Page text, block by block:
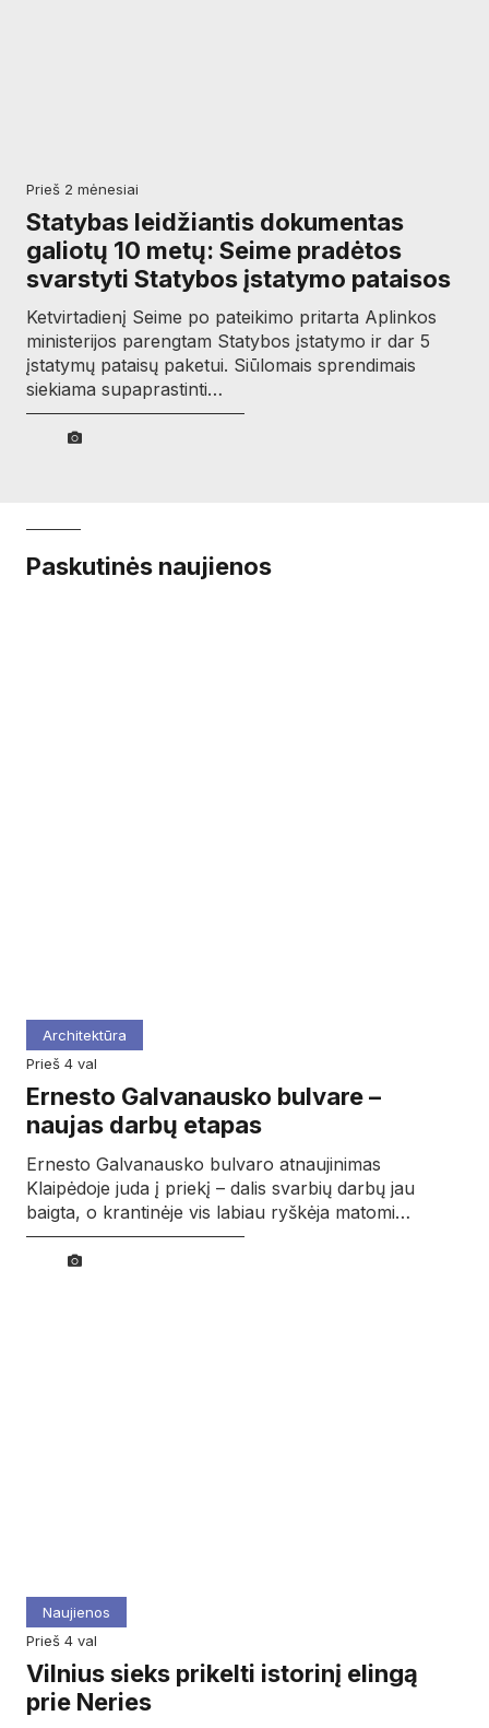
prieš 2 mėnesiai
Statybas leidžiantis dokumentas
galiotų 10 metų: Seime pradėtos
svarstyti Statybos įstatymo pataisos
Ketvirtadienį Seime po pateikimo pritarta Aplinkos
ministerijos parengtam Statybos įstatymo ir dar 5
įstatymų pataisų paketui. Siūlomais sprendimais
siekiama supaprastinti…
Paskutinės naujienos
Architektūra
prieš 4 val
Ernesto Galvanausko bulvare –
naujas darbų etapas
Ernesto Galvanausko bulvaro atnaujinimas
Klaipėdoje juda į priekį – dalis svarbių darbų jau
baigta, o krantinėje vis labiau ryškėja matomi…
Naujienos
prieš 4 val
Vilnius sieks prikelti istorinį elingą
prie Neries